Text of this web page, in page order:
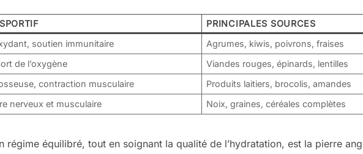
PRINCIPALES SOURCES
soutien immunitaire
Agrumes, kiwis, poivrons, fraises
de l’oxygène
Viandes rouges, épinards, lentilles
contraction musculaire
Produits laitiers, brocolis, amandes
nerveux et musculaire Noix, graines, céréales complètes
régime équilibré, tout en soignant la qualité de l’hydratation, est la pierre